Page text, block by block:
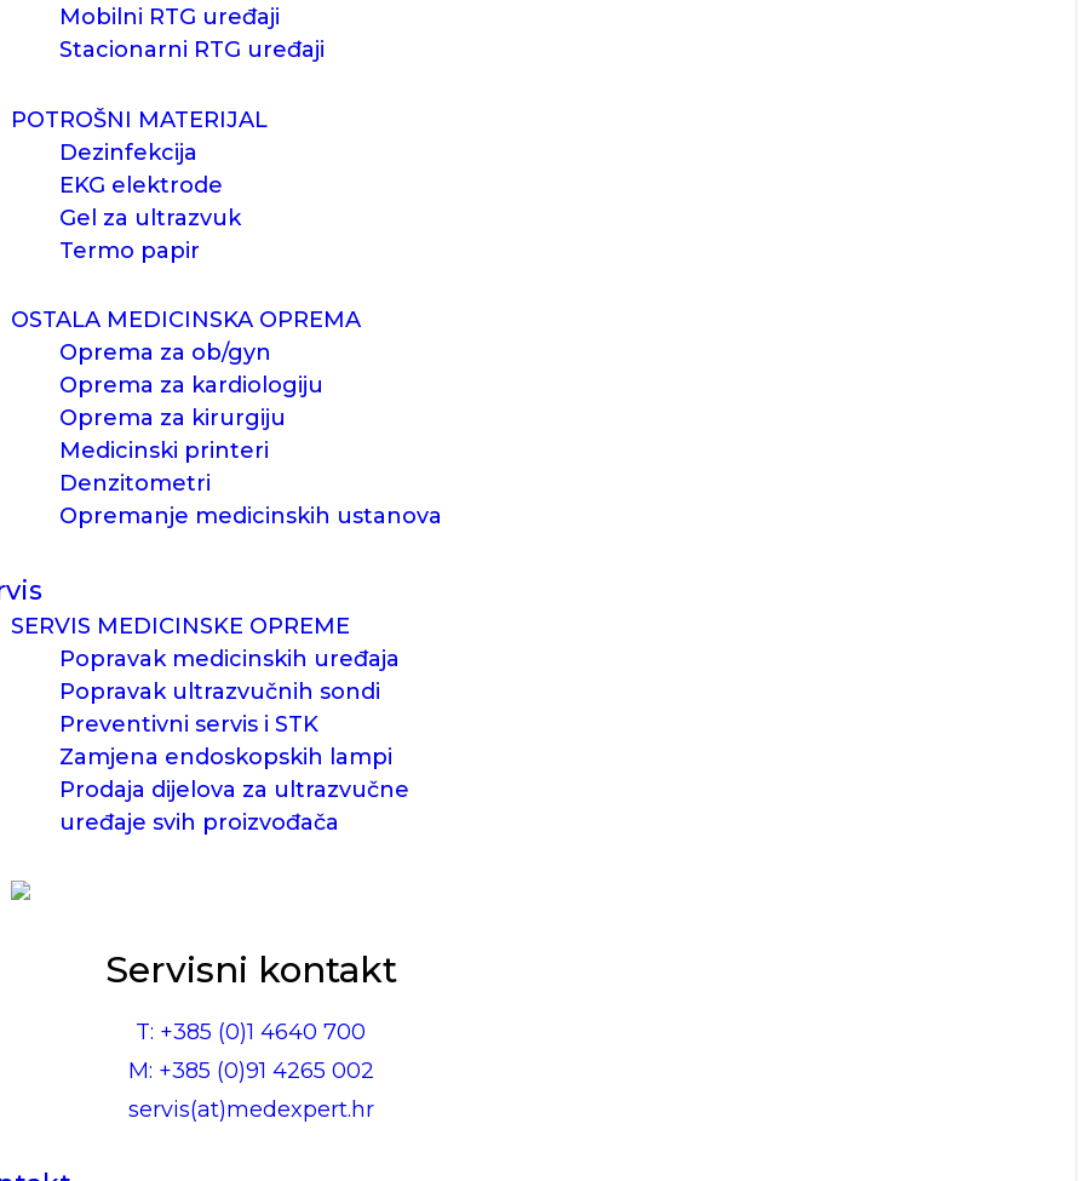
Mobilni RTG uređaji
Stacionarni RTG uređaji
POTROŠNI MATERIJAL
Dezinfekcija
EKG elektrode
Gel za ultrazvuk
Termo papir
OSTALA MEDICINSKA OPREMA
Oprema za ob/gyn
Oprema za kardiologiju
Oprema za kirurgiju
Medicinski printeri
Denzitometri
Opremanje medicinskih ustanova
SERVIS MEDICINSKE OPREME
Popravak medicinskih uređaja
Popravak ultrazvučnih sondi
Preventivni servis i STK
Zamjena endoskopskih lampi
Prodaja dijelova za ultrazvučne
uređaje svih proizvođača
Servisni kontakt
T: +385 (0)1 4640 700
M: +385 (0)91 4265 002
servis(at)medexpert.hr